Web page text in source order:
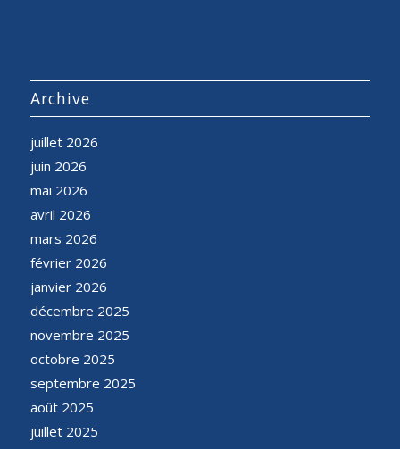
Archive
juillet 2026
juin 2026
mai 2026
avril 2026
mars 2026
février 2026
janvier 2026
décembre 2025
novembre 2025
octobre 2025
septembre 2025
août 2025
juillet 2025